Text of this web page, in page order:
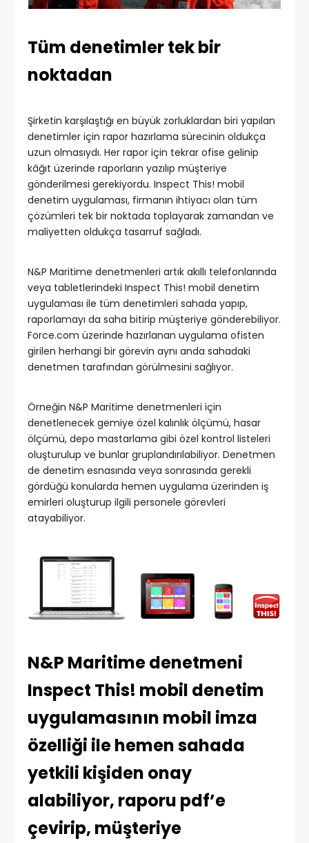
Tüm denetimler tek bir
noktadan
Şirketin karşılaştığı en büyük zorluklardan biri yapılan
denetimler için rapor hazırlama sürecinin oldukça
uzun olmasıydı. Her rapor için tekrar ofise gelinip
kâğıt üzerinde raporların yazılıp müşteriye
gönderilmesi gerekiyordu. Inspect This! mobil
denetim uygulaması, firmanın ihtiyacı olan tüm
çözümleri tek bir noktada toplayarak zamandan ve
maliyetten oldukça tasarruf sağladı.
N&P Maritime denetmenleri artık akıllı telefonlarında
veya tabletlerindeki Inspect This! mobil denetim
uygulaması ile tüm denetimleri sahada yapıp,
raporlamayı da saha bitirip müşteriye gönderebiliyor.
Force.com üzerinde hazırlanan uygulama ofisten
girilen herhangi bir görevin aynı anda sahadaki
denetmen tarafından görülmesini sağlıyor.
Örneğin N&P Maritime denetmenleri için
denetlenecek gemiye özel kalınlık ölçümü, hasar
ölçümü, depo mastarlama gibi özel kontrol listeleri
oluşturulup ve bunlar gruplandırılabiliyor. Denetmen
de denetim esnasında veya sonrasında gerekli
gördüğü konularda hemen uygulama üzerinden iş
emirleri oluşturup ilgili personele görevleri
atayabiliyor.
N&P Maritime denetmeni
Inspect This! mobil denetim
uygulamasının mobil imza
özelliği ile hemen sahada
yetkili kişiden onay
alabiliyor, raporu pdf’e
çevirip, müşteriye